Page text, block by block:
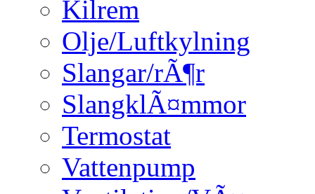
Kilrem
Olje/Luftkylning
Slangar/rÃ¶r
SlangklÃ¤mmor
Termostat
Vattenpump